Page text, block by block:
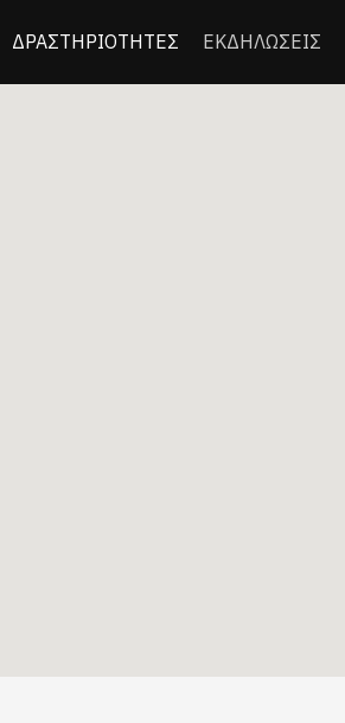
ΔΡΑΣΤΗΡΙΟΤΗΤΕΣ ΕΚΔΗΛΩΣΕΙΣ